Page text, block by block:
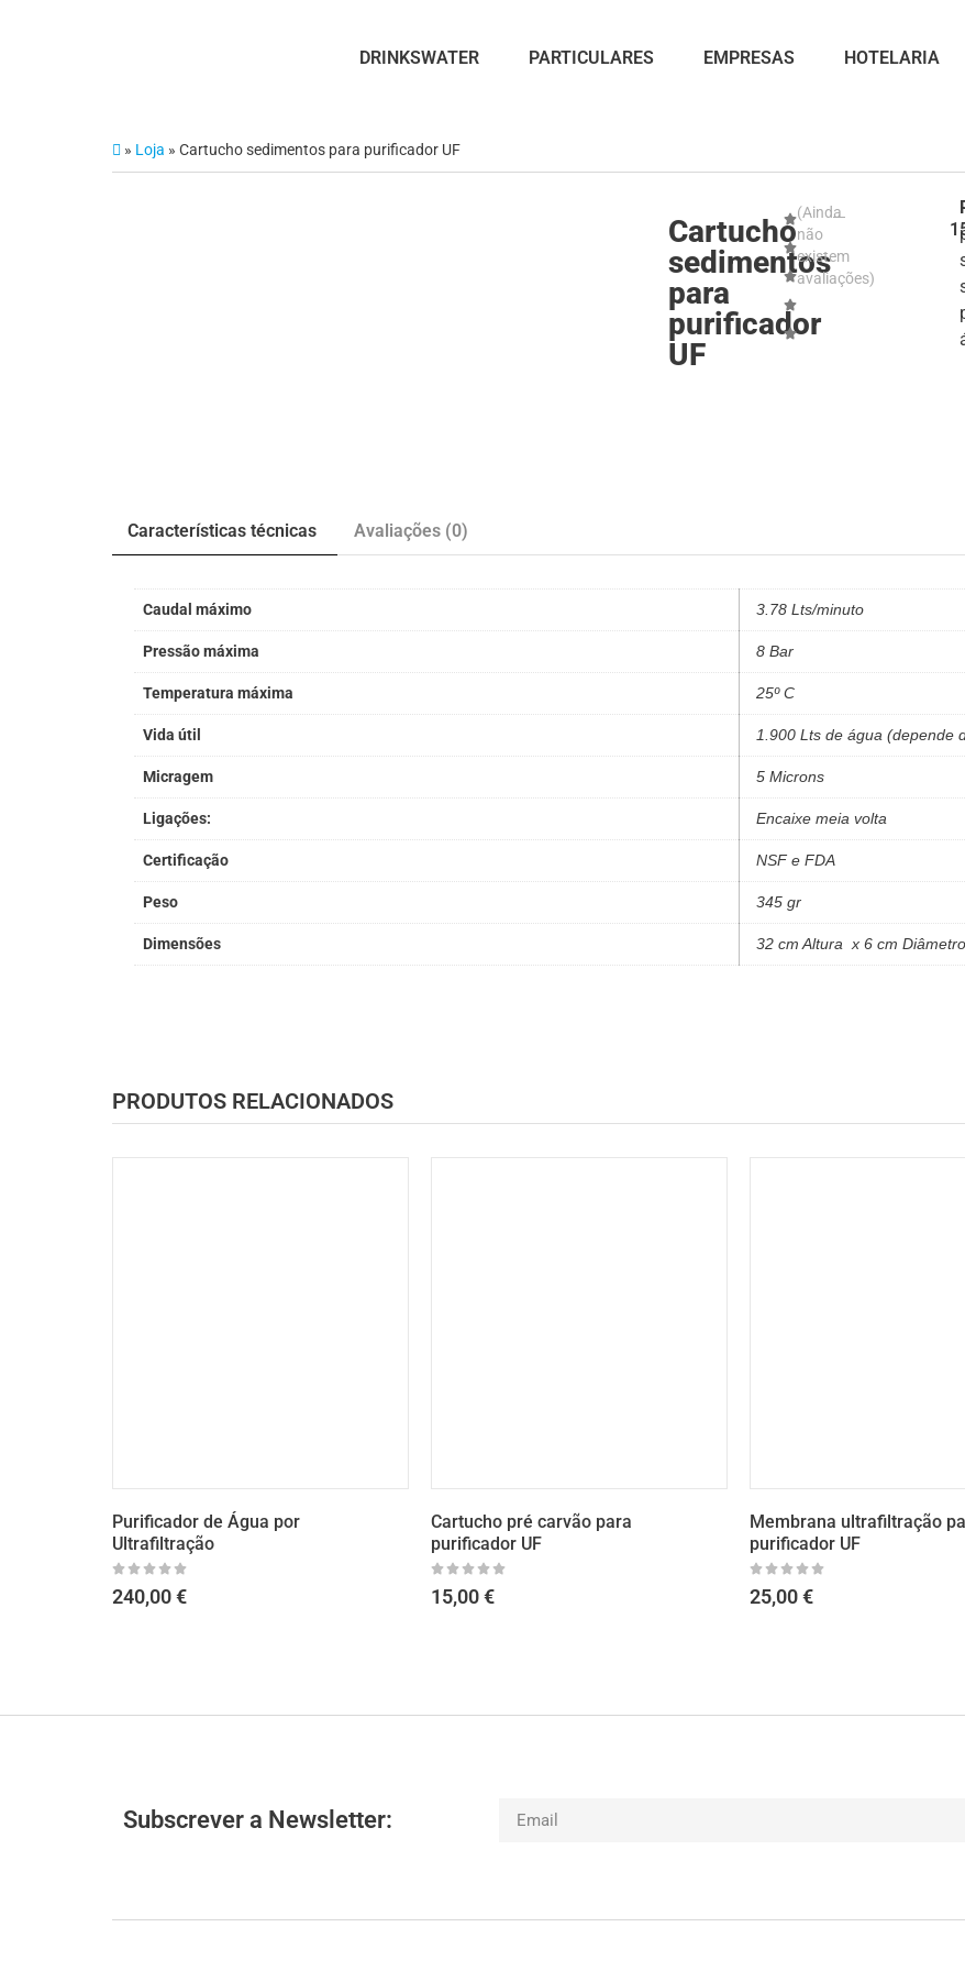
DRINKSWATER PARTICULARES EMPRESAS HOTELARIA
» Loja » Cartucho sedimentos para purificador UF
Cartucho
sedimentos
para
purificador
UF
(Ainda
não
existem
avaliações)
Características técnicas Avaliações (0)
Caudal máximo 3.78 Lts/minuto
Pressão máxima 8 Bar
Temperatura máxima 25º C
Vida útil 1.900 Lts de água (depende
Micragem 5 Microns
Ligações: Encaixe meia volta
Certificação NSF e FDA
Peso 345 gr
Dimensões 32 cm Altura x 6 cm Diâmetro
PRODUTOS RELACIONADOS
Purificador de Água por
Ultrafiltração
240,00€
Cartucho pré carvão para
purificador UF
15,00€
Membrana ultrafiltração para
purificador UF
25,00€
Subscrever a Newsletter: